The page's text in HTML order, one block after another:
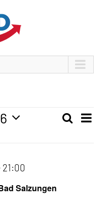
Suche
Liste
Salzungen
21:00